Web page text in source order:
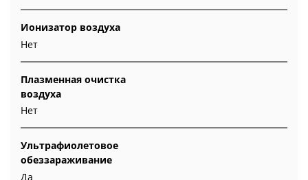
Ионизатор воздуха
Нет
Плазменная очистка
воздуха
Нет
Ультрафиолетовое
обеззараживание
Да